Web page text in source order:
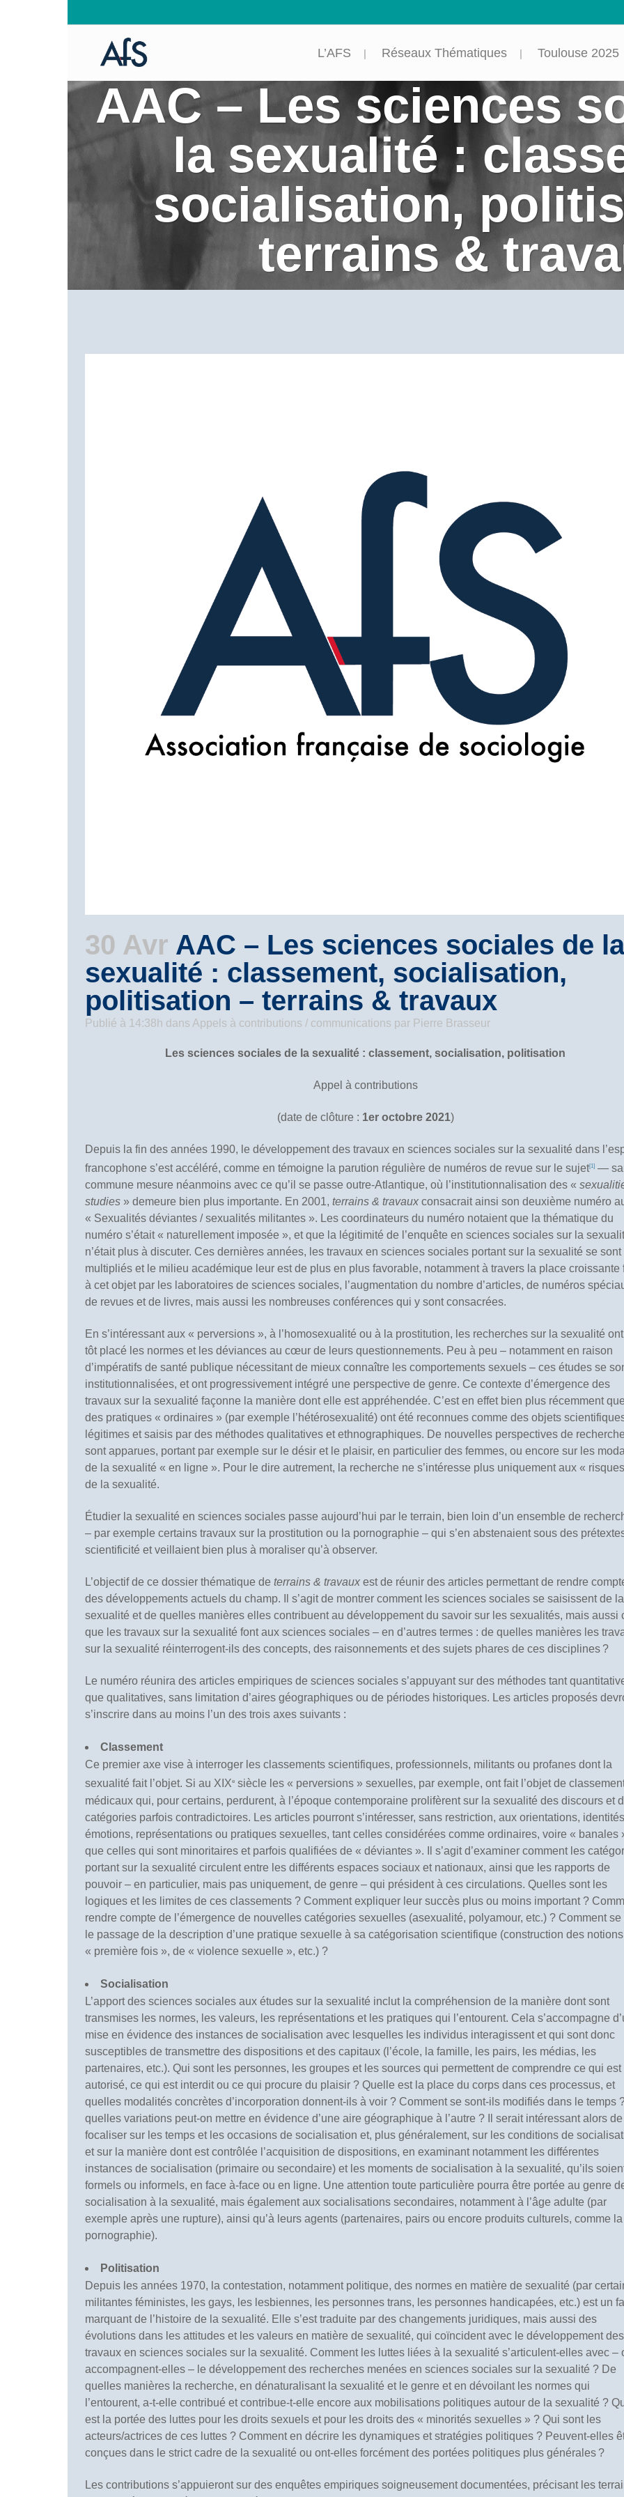
L’AFS Réseaux Thématiques Toulouse 2025
AAC – Les sciences
la sexualité :
socialisation,
terrains &
30 Avr AAC – Les sciences sociales de la
sexualité : classement, socialisation,
politisation – terrains & travaux
Publié à 14:38h dans Appels à contributions / communications par Pierre Brasseur
Les sciences sociales de la sexualité : classement, socialisation, politisation
Appel à contributions
(date de clôture : 1er octobre 2021)
Depuis la fin des années 1990, le développement des travaux en sciences sociales sur la sexualité dans
francophone s’est accéléré, comme en témoigne la parution régulière de numéros de revue sur le sujet[1] —
commune mesure néanmoins avec ce qu’il se passe outre-Atlantique, où l’institutionnalisation des «
studies » demeure bien plus importante. En 2001, terrains & travaux consacrait ainsi son deuxième numéro
« Sexualités déviantes / sexualités militantes ». Les coordinateurs du numéro notaient que la thématique du
numéro s’était « naturellement imposée », et que la légitimité de l’enquête en sciences sociales sur la
n’était plus à discuter. Ces dernières années, les travaux en sciences sociales portant sur la sexualité se sont
multipliés et le milieu académique leur est de plus en plus favorable, notamment à travers la place croissante
à cet objet par les laboratoires de sciences sociales, l’augmentation du nombre d’articles, de numéros
de revues et de livres, mais aussi les nombreuses conférences qui y sont consacrées.
En s’intéressant aux « perversions », à l’homosexualité ou à la prostitution, les recherches sur la sexualité
tôt placé les normes et les déviances au cœur de leurs questionnements. Peu à peu – notamment en raison
d’impératifs de santé publique nécessitant de mieux connaître les comportements sexuels – ces études se
institutionnalisées, et ont progressivement intégré une perspective de genre. Ce contexte d’émergence des
travaux sur la sexualité façonne la manière dont elle est appréhendée. C’est en effet bien plus récemment que
des pratiques « ordinaires » (par exemple l’hétérosexualité) ont été reconnues comme des objets
légitimes et saisis par des méthodes qualitatives et ethnographiques. De nouvelles perspectives de recherche
sont apparues, portant par exemple sur le désir et le plaisir, en particulier des femmes, ou encore sur les
de la sexualité « en ligne ». Pour le dire autrement, la recherche ne s’intéresse plus uniquement aux «
de la sexualité.
Étudier la sexualité en sciences sociales passe aujourd’hui par le terrain, bien loin d’un ensemble de
– par exemple certains travaux sur la prostitution ou la pornographie – qui s’en abstenaient sous des
scientificité et veillaient bien plus à moraliser qu’à observer.
L’objectif de ce dossier thématique de terrains & travaux est de réunir des articles permettant de rendre
des développements actuels du champ. Il s’agit de montrer comment les sciences sociales se saisissent de la
sexualité et de quelles manières elles contribuent au développement du savoir sur les sexualités, mais aussi
que les travaux sur la sexualité font aux sciences sociales – en d’autres termes : de quelles manières les
sur la sexualité réinterrogent-ils des concepts, des raisonnements et des sujets phares de ces disciplines ?
Le numéro réunira des articles empiriques de sciences sociales s’appuyant sur des méthodes tant
que qualitatives, sans limitation d’aires géographiques ou de périodes historiques. Les articles proposés
s’inscrire dans au moins l’un des trois axes suivants :
Classement
Ce premier axe vise à interroger les classements scientifiques, professionnels, militants ou profanes dont la
sexualité fait l’objet. Si au XIXe siècle les « perversions » sexuelles, par exemple, ont fait l’objet de
médicaux qui, pour certains, perdurent, à l’époque contemporaine prolifèrent sur la sexualité des discours et
catégories parfois contradictoires. Les articles pourront s’intéresser, sans restriction, aux orientations,
émotions, représentations ou pratiques sexuelles, tant celles considérées comme ordinaires, voire « banales
que celles qui sont minoritaires et parfois qualifiées de « déviantes ». Il s’agit d’examiner comment les
portant sur la sexualité circulent entre les différents espaces sociaux et nationaux, ainsi que les rapports de
pouvoir – en particulier, mais pas uniquement, de genre – qui président à ces circulations. Quelles sont les
logiques et les limites de ces classements ? Comment expliquer leur succès plus ou moins important ?
rendre compte de l’émergence de nouvelles catégories sexuelles (asexualité, polyamour, etc.) ? Comment se
le passage de la description d’une pratique sexuelle à sa catégorisation scientifique (construction des
« première fois », de « violence sexuelle », etc.) ?
Socialisation
L’apport des sciences sociales aux études sur la sexualité inclut la compréhension de la manière dont sont
transmises les normes, les valeurs, les représentations et les pratiques qui l’entourent. Cela s’accompagne
mise en évidence des instances de socialisation avec lesquelles les individus interagissent et qui sont donc
susceptibles de transmettre des dispositions et des capitaux (l’école, la famille, les pairs, les médias, les
partenaires, etc.). Qui sont les personnes, les groupes et les sources qui permettent de comprendre ce qui est
autorisé, ce qui est interdit ou ce qui procure du plaisir ? Quelle est la place du corps dans ces processus, et
quelles modalités concrètes d’incorporation donnent-ils à voir ? Comment se sont-ils modifiés dans le temps
quelles variations peut-on mettre en évidence d’une aire géographique à l’autre ? Il serait intéressant alors de
focaliser sur les temps et les occasions de socialisation et, plus généralement, sur les conditions de
et sur la manière dont est contrôlée l’acquisition de dispositions, en examinant notamment les différentes
instances de socialisation (primaire ou secondaire) et les moments de socialisation à la sexualité, qu’ils
formels ou informels, en face à-face ou en ligne. Une attention toute particulière pourra être portée au genre
socialisation à la sexualité, mais également aux socialisations secondaires, notamment à l’âge adulte (par
exemple après une rupture), ainsi qu’à leurs agents (partenaires, pairs ou encore produits culturels, comme la
pornographie).
Politisation
Depuis les années 1970, la contestation, notamment politique, des normes en matière de sexualité (par
militantes féministes, les gays, les lesbiennes, les personnes trans, les personnes handicapées, etc.) est un
marquant de l’histoire de la sexualité. Elle s’est traduite par des changements juridiques, mais aussi des
évolutions dans les attitudes et les valeurs en matière de sexualité, qui coïncident avec le développement des
travaux en sciences sociales sur la sexualité. Comment les luttes liées à la sexualité s’articulent-elles avec –
accompagnent-elles – le développement des recherches menées en sciences sociales sur la sexualité ? De
quelles manières la recherche, en dénaturalisant la sexualité et le genre et en dévoilant les normes qui
l’entourent, a-t-elle contribué et contribue-t-elle encore aux mobilisations politiques autour de la sexualité ?
est la portée des luttes pour les droits sexuels et pour les droits des « minorités sexuelles » ? Qui sont les
acteurs/actrices de ces luttes ? Comment en décrire les dynamiques et stratégies politiques ? Peuvent-elles
conçues dans le strict cadre de la sexualité ou ont-elles forcément des portées politiques plus générales ?
Les contributions s’appuieront sur des enquêtes empiriques soigneusement documentées, précisant les